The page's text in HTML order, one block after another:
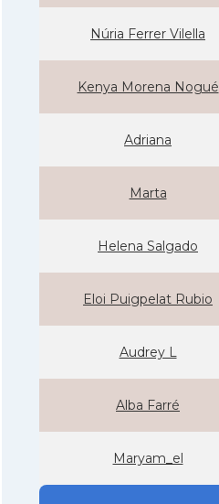
Núria Ferrer Vilella
Kenya Morena Nogué
Adriana
Marta
Helena Salgado
Eloi Puigpelat Rubio
Audrey L
Alba Farré
Maryam_el